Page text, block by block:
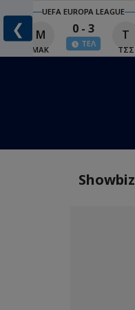
❮
UEFA EUROPA LEAGUE
Μ
ΜΑΚ
0 - 3
ΤΕΛ
Τ
ΤΣΣ
Showbiz